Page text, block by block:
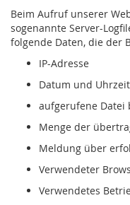
Beim Aufruf unserer
sogenannte Server-
folgende Daten, die der
IP-Adresse
Datum und
aufgerufene Datei
Menge der
Meldung über
Verwendeter
Verwendetes